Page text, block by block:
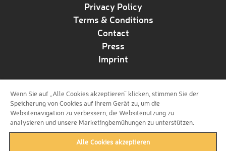
Privacy Policy
Terms & Conditions
Contact
Press
Imprint
Follow us!
Wenn Sie auf „Alle Cookies akzeptieren“ klicken, stimmen Sie der
Speicherung von Cookies auf Ihrem Gerät zu, um die
Websitenavigation zu verbessern, die Websitenutzung zu
analysieren und unsere Marketingbemühungen zu unterstützen.
Alle Cookies akzeptieren